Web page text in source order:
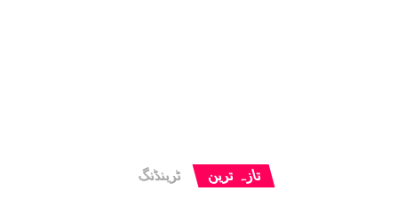
تازہ ترین ٹرینڈنگ